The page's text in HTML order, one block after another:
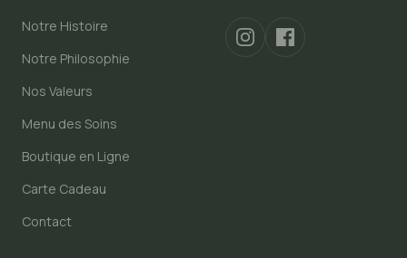
Notre Histoire
Notre Philosophie
Nos Valeurs
Menu des Soins
Boutique en Ligne
Carte Cadeau
Contact